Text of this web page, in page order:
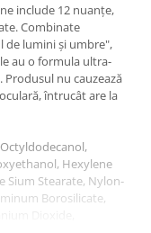
include 12 nuanțe,
Combinate
de lumini și umbre",
au o formula ultra-
nu cauzează
întrucât are la
Hexylene
Sium Stearate, Nylon-
Borosilicate,